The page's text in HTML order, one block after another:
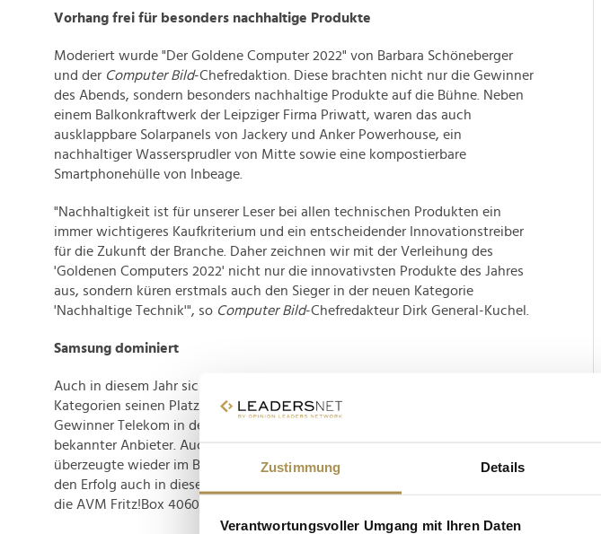
Zustimmung Details
Verantwortungsvoller Umgang mit Ihren Daten
Vorhang frei für besonders nachhaltige Produkte
Moderiert wurde "Der Goldene Computer 2022" von Barbara Schöneberger
und der Computer Bild-Chefredaktion. Diese brachten nicht nur die Gewinner
des Abends, sondern besonders nachhaltige Produkte auf die Bühne. Neben
einem Balkonkraftwerk der Leipziger Firma Priwatt, waren das auch
ausklappbare Solarpanels von Jackery und Anker Powerhouse, ein
nachhaltiger Wassersprudler von Mitte sowie eine kompostierbare
Smartphonehülle von Inbeage.
"Nachhaltigkeit ist für unserer Leser bei allen technischen Produkten ein
immer wichtigeres Kaufkriterium und ein entscheidender Innovationstreiber
für die Zukunft der Branche. Daher zeichnen wir mit der Verleihung des
'Goldenen Computers 2022' nicht nur die innovativsten Produkte des Jahres
aus, sondern küren erstmals auch den Sieger in der neuen Kategorie
'Nachhaltige Technik'", so Computer Bild-Chefredakteur Dirk General-Kuchel.
Samsung dominiert
Auch in diesem Jahr sicherte sich Titelverteidiger Samsung in gleich fünf
Kategorien seinen Platz auf dem Siegertreppchen. Mit dem diesjährigen
Gewinner Telekom in der Kategorie "Provider" gewann ebenfalls ein bereits
bekannter Anbieter. Auch Canon sicherte sich das Vertrauen der Nutzer und
überzeugte wieder im Bereich "Foto". Das Buhl-Wiso-Steuer-Sparbuch konnte
den Erfolg auch in diesem Jahr wiederholen. Im Bereich "Smart Home" gewann
die AVM Fritz!Box 4060.